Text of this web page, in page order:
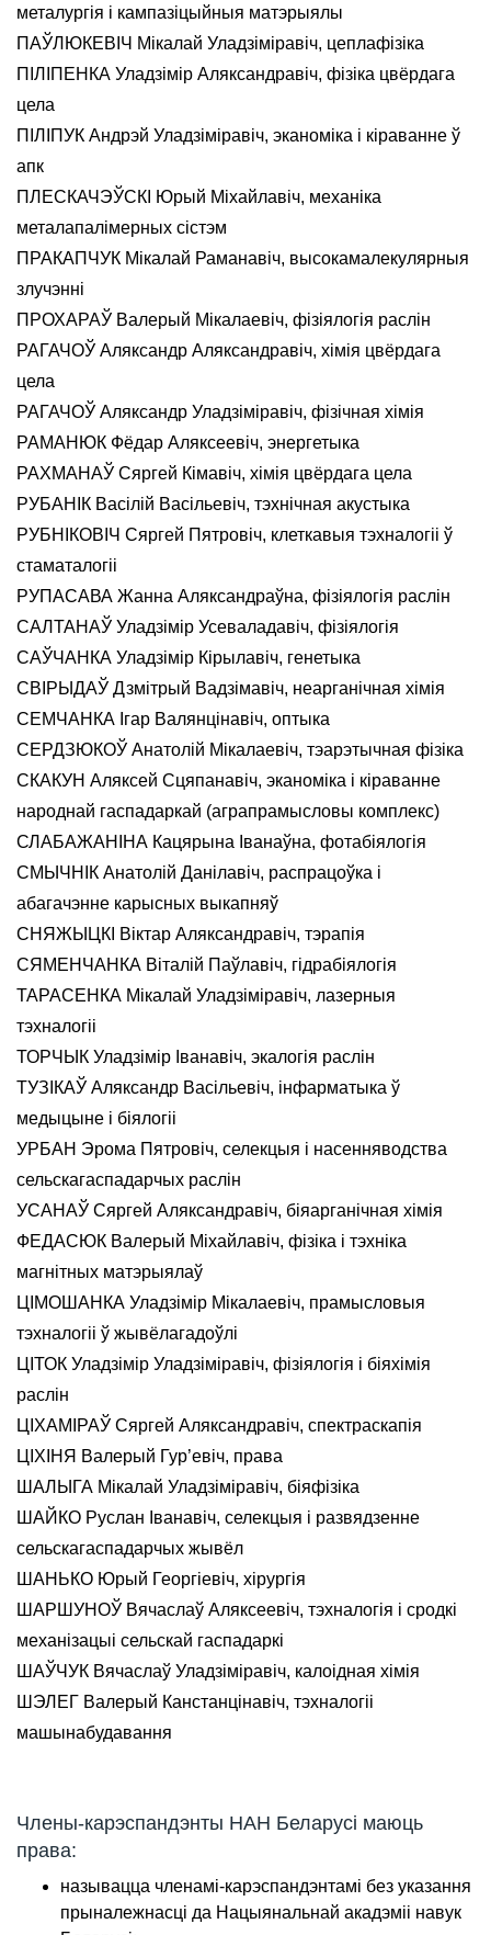
металургія і кампазіцыйныя матэрыялы
ПАЎЛЮКЕВІЧ Мікалай Уладзіміравіч, цеплафізіка
ПІЛІПЕНКА Уладзімір Аляксандравіч, фізіка цвёрдага
цела
ПІЛІПУК Андрэй Уладзіміравіч, эканоміка і кіраванне ў
апк
ПЛЕСКАЧЭЎСКІ Юрый Міхайлавіч, механіка
металапалімерных сістэм
ПРАКАПЧУК Мікалай Раманавіч, высокамалекулярныя
злучэнні
ПРОХАРАЎ Валерый Мікалаевіч, фізіялогія раслін
РАГАЧОЎ Аляксандр Аляксандравіч, хімія цвёрдага
цела
РАГАЧОЎ Аляксандр Уладзіміравіч, фізічная хімія
РАМАНЮК Фёдар Аляксеевіч, энергетыка
РАХМАНАЎ Сяргей Кімавіч, хімія цвёрдага цела
РУБАНІК Васілій Васільевіч, тэхнічная акустыка
РУБНІКОВІЧ Сяргей Пятровіч, клеткавыя тэхналогіі ў
стаматалогіі
РУПАСАВА Жанна Аляксандраўна, фізіялогія раслін
САЛТАНАЎ Уладзімір Усеваладавіч, фізіялогія
САЎЧАНКА Уладзімір Кірылавіч, генетыка
СВІРЫДАЎ Дзмітрый Вадзімавіч, неарганічная хімія
СЕМЧАНКА Ігар Валянцінавіч, оптыка
СЕРДЗЮКОЎ Анатолій Мікалаевіч, тэарэтычная фізіка
СКАКУН Аляксей Сцяпанавіч, эканоміка і кіраванне
народнай гаспадаркай (аграпрамысловы комплекс)
СЛАБАЖАНІНА Кацярына Іванаўна, фотабіялогія
СМЫЧНІК Анатолій Данілавіч, распрацоўка і
абагачэнне карысных выкапняў
СНЯЖЫЦКІ Віктар Аляксандравіч, тэрапія
СЯМЕНЧАНКА Віталій Паўлавіч, гідрабіялогія
ТАРАСЕНКА Мікалай Уладзіміравіч, лазерныя
тэхналогіі
ТОРЧЫК Уладзімір Іванавіч, экалогія раслін
ТУЗІКАЎ Аляксандр Васільевіч, інфарматыка ў
медыцыне і біялогіі
УРБАН Эрома Пятровіч, селекцыя і насенняводства
сельскагаспадарчых раслін
УСАНАЎ Сяргей Аляксандравіч, біяарганічная хімія
ФЕДАСЮК Валерый Міхайлавіч, фізіка і тэхніка
магнітных матэрыялаў
ЦІМОШАНКА Уладзімір Мікалаевіч, прамысловыя
тэхналогіі ў жывёлагадоўлі
ЦІТОК Уладзімір Уладзіміравіч, фізіялогія і біяхімія
раслін
ЦІХАМІРАЎ Сяргей Аляксандравіч, спектраскапія
ЦІХІНЯ Валерый Гур’евіч, права
ШАЛЫГА Мікалай Уладзіміравіч, біяфізіка
ШАЙКО Руслан Іванавіч, селекцыя і развядзенне
сельскагаспадарчых жывёл
ШАНЬКО Юрый Георгіевіч, хірургія
ШАРШУНОЎ Вячаслаў Аляксеевіч, тэхналогія і сродкі
механізацыі сельскай гаспадаркі
ШАЎЧУК Вячаслаў Уладзіміравіч, калоідная хімія
ШЭЛЕГ Валерый Канстанцінавіч, тэхналогіі
машынабудавання
Члены-карэспандэнты НАН Беларусі маюць
права:
называцца членамі-карэспандэнтамі без указання
прыналежнасці да Нацыянальнай акадэміі навук